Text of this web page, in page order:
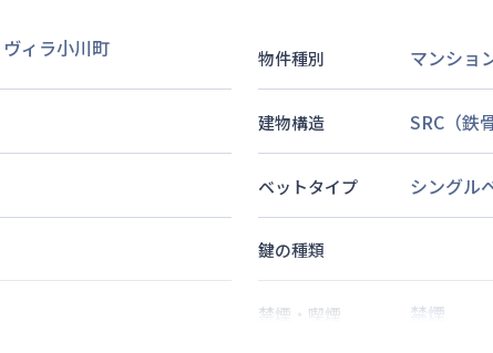
ヴィラ小川町 物件種別 マンショ
建物構造 SRC（鉄
ベットタイプ シングル
鍵の種類
禁煙・喫煙 禁煙